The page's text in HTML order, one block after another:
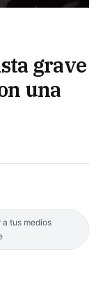
grave
una
a tus medios